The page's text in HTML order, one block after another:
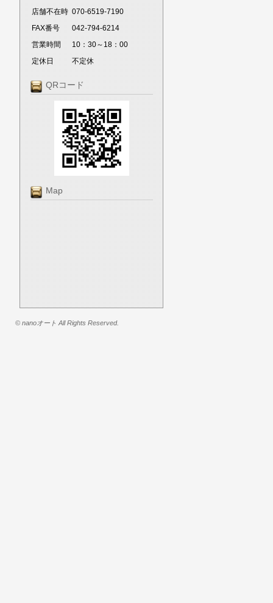
店舗不在時 070-6519-7190
FAX番号
042-794-6214
営業時間
10：30～18：00
定休日
不定休
QRコード
Map
© nanoオート All Rights Reserved.